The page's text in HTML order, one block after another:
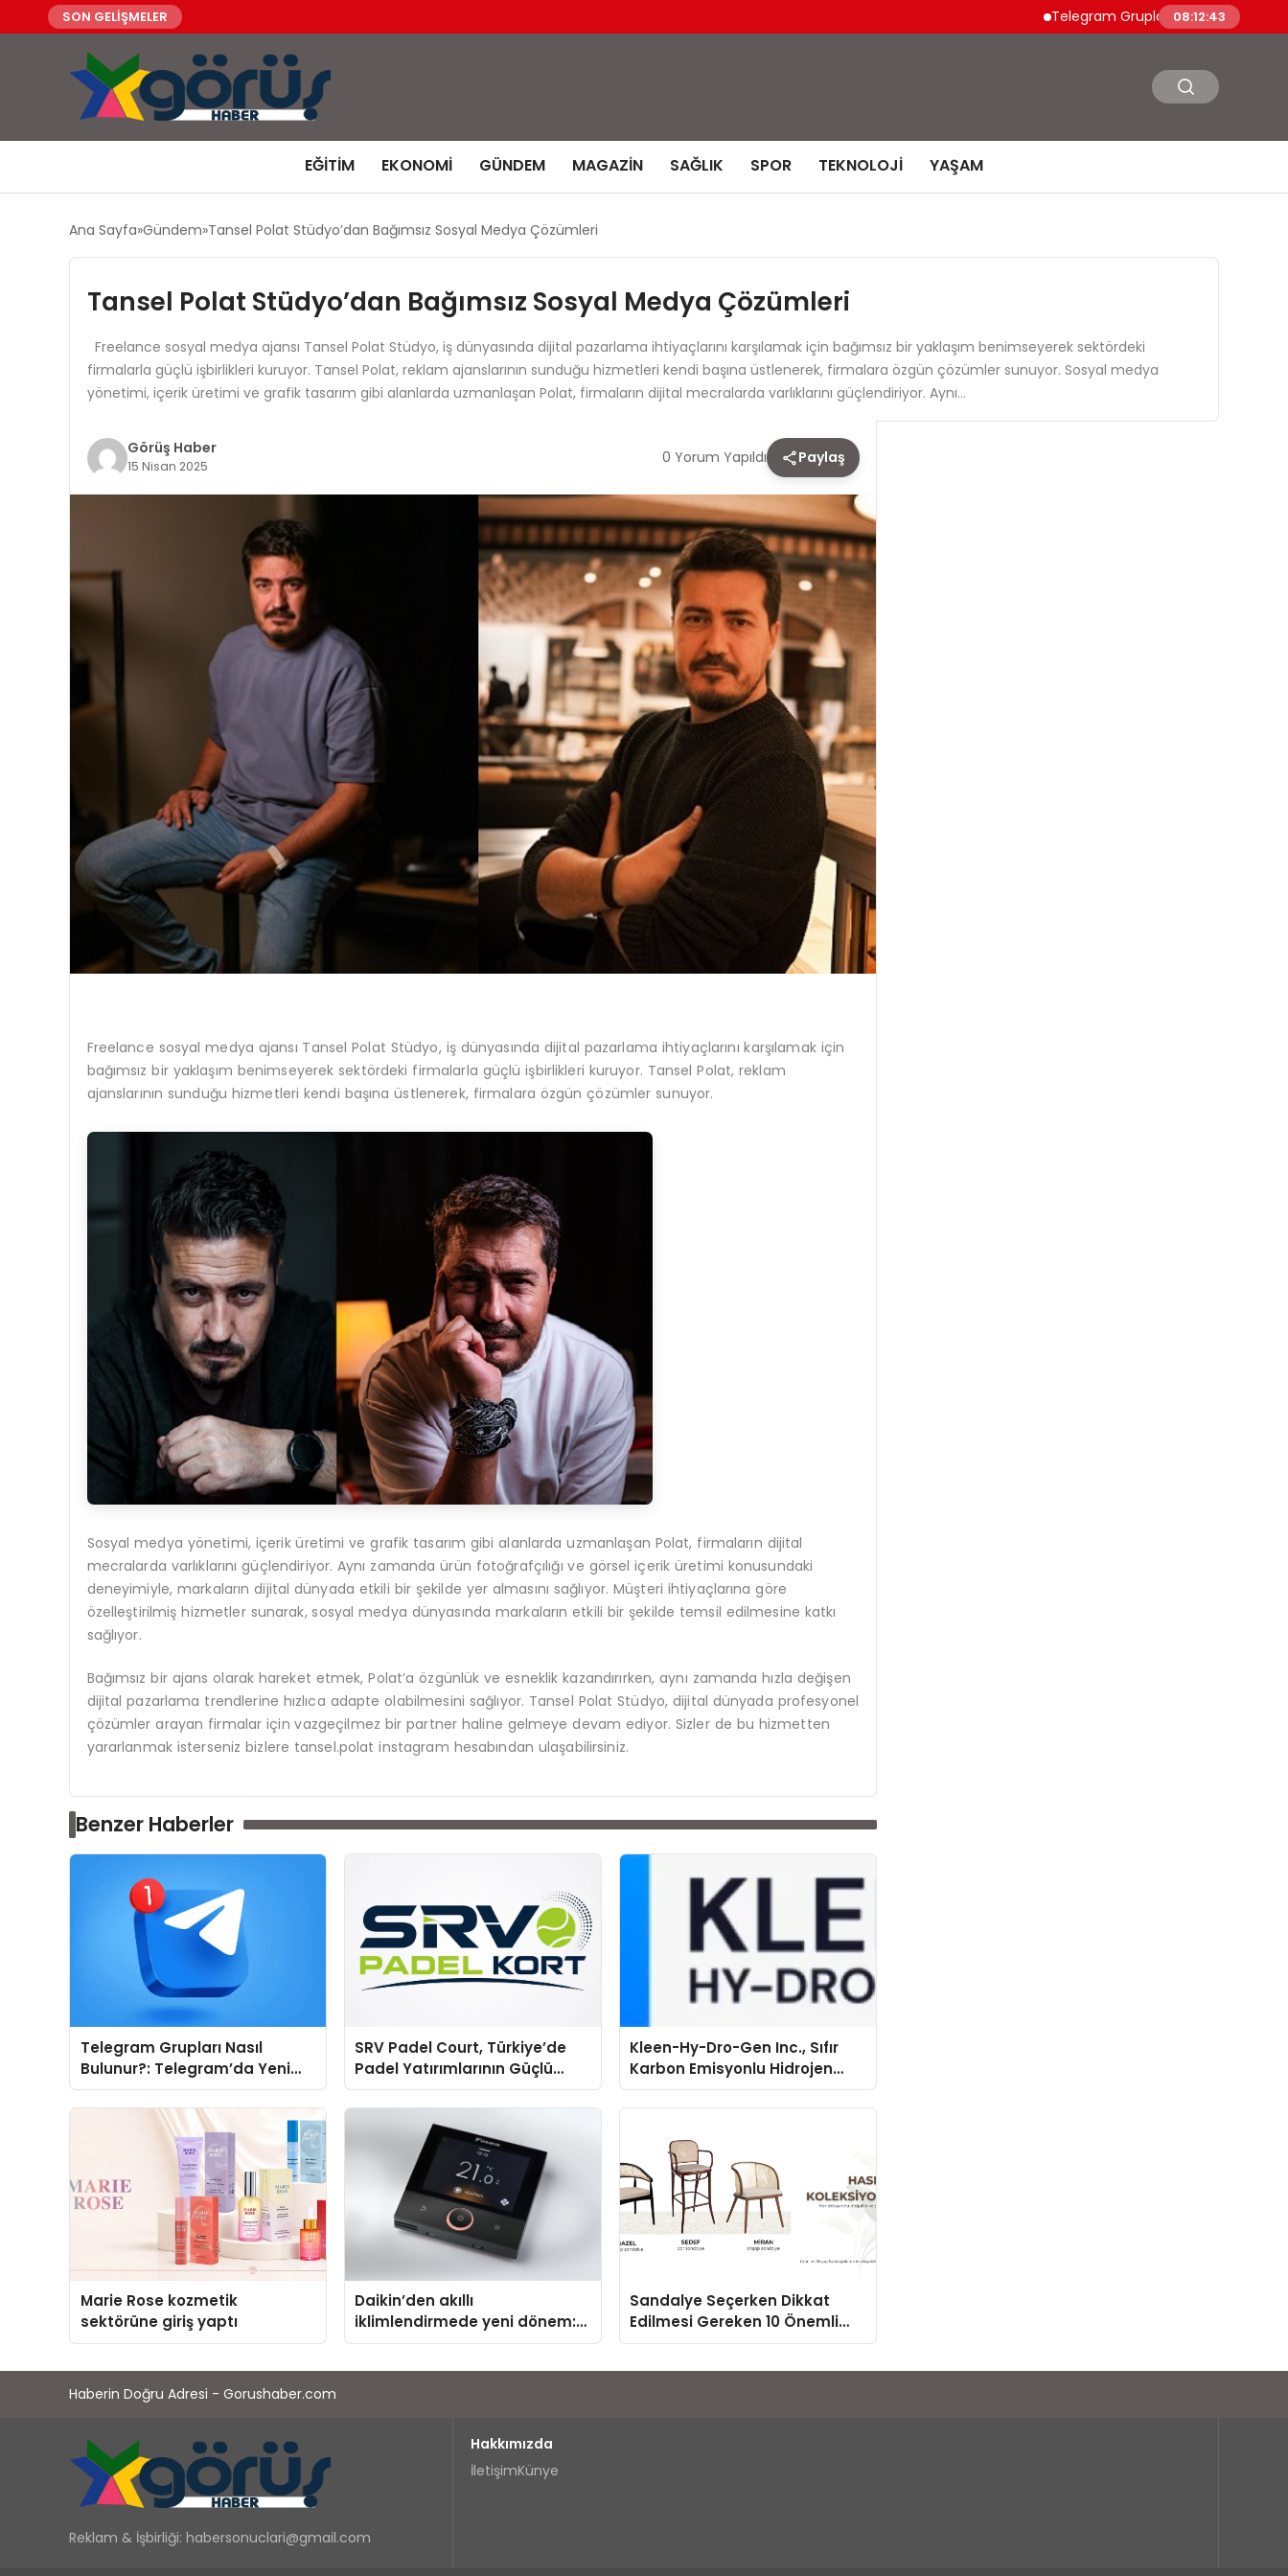
SON GELİŞMELER Telegram Grupları Nasıl Bulunur?:
08:12:44
EĞITIM EKONOMI GÜNDEM MAGAZIN SAĞLIK SPOR TEKNOLOJI YAŞAM
Ana Sayfa Gündem Tansel Polat Stüdyo’dan Bağımsız Sosyal Medya Çözümleri
Tansel Polat Stüdyo’dan Bağımsız Sosyal Medya Çözümleri
Freelance sosyal medya ajansı Tansel Polat Stüdyo, iş dünyasında dijital pazarlama ihtiyaçlarını karşılamak için bağımsız bir yaklaşım benimseyerek sektördeki
firmalarla güçlü işbirlikleri kuruyor. Tansel Polat, reklam ajanslarının sunduğu hizmetleri kendi başına üstlenerek, firmalara özgün çözümler sunuyor. Sosyal medya
yönetimi, içerik üretimi ve grafik tasarım gibi alanlarda uzmanlaşan Polat, firmaların dijital mecralarda varlıklarını güçlendiriyor. Aynı…
Görüş Haber
15 Nisan 2025 0 Yorum Yapıldı Paylaş
Freelance sosyal medya ajansı Tansel Polat Stüdyo, iş dünyasında dijital pazarlama ihtiyaçlarını karşılamak için
bağımsız bir yaklaşım benimseyerek sektördeki firmalarla güçlü işbirlikleri kuruyor. Tansel Polat, reklam
ajanslarının sunduğu hizmetleri kendi başına üstlenerek, firmalara özgün çözümler sunuyor.
Sosyal medya yönetimi, içerik üretimi ve grafik tasarım gibi alanlarda uzmanlaşan Polat, firmaların dijital
mecralarda varlıklarını güçlendiriyor. Aynı zamanda ürün fotoğrafçılığı ve görsel içerik üretimi konusundaki
deneyimiyle, markaların dijital dünyada etkili bir şekilde yer almasını sağlıyor. Müşteri ihtiyaçlarına göre
özelleştirilmiş hizmetler sunarak, sosyal medya dünyasında markaların etkili bir şekilde temsil edilmesine katkı
sağlıyor.
Bağımsız bir ajans olarak hareket etmek, Polat’a özgünlük ve esneklik kazandırırken, aynı zamanda hızla değişen
dijital pazarlama trendlerine hızlıca adapte olabilmesini sağlıyor. Tansel Polat Stüdyo, dijital dünyada profesyonel
çözümler arayan firmalar için vazgeçilmez bir partner haline gelmeye devam ediyor. Sizler de bu hizmetten
yararlanmak isterseniz bizlere tansel.polat instagram hesabından ulaşabilirsiniz.
Benzer Haberler
Telegram Grupları Nasıl
Bulunur?: Telegram’da Yeni
İnsanlarla Tanışmanın
Topluluk Yolu
SRV Padel Court, Türkiye’de
Padel Yatırımlarının Güçlü
Markası Olmayı Sürdürüyor
Kleen-Hy-Dro-Gen Inc., Sıfır
Karbon Emisyonlu Hidrojen
Isıtma Teknolojisinde ISO ve
TSSA Düzenleyici Onaylarını
Marie Rose kozmetik
sektörüne giriş yaptı
Daikin’den akıllı
iklimlendirmede yeni dönem:
Madoka Plus Türkiye’de
Sandalye Seçerken Dikkat
Edilmesi Gereken 10 Önemli
Kriter
Haberin Doğru Adresi - Gorushaber.com
Reklam & İşbirliği: habersonuclari@gmail.com
Hakkımızda
İletişimKünye